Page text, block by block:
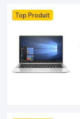
Top Produit